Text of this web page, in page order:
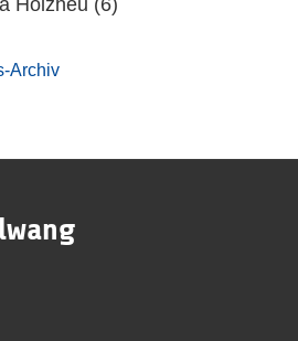
Holzheu (6)
Archiv